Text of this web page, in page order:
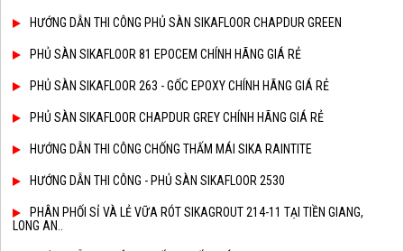
HƯỚNG DẪN THI CÔNG PHỦ SÀN SIKAFLOOR CHAPDUR GREEN
PHỦ SÀN SIKAFLOOR 81 EPOCEM CHÍNH HÃNG GIÁ RẺ
PHỦ SÀN SIKAFLOOR 263 - GỐC EPOXY CHÍNH HÃNG GIÁ RẺ
PHỦ SÀN SIKAFLOOR CHAPDUR GREY CHÍNH HÃNG GIÁ RẺ
HƯỚNG DẪN THI CÔNG CHỐNG THẤM MÁI SIKA RAINTITE
HƯỚNG DẪN THI CÔNG - PHỦ SÀN SIKAFLOOR 2530
PHÂN PHỐI SỈ VÀ LẺ VỮA RÓT SIKAGROUT 214-11 TẠI TIỀN GIANG,
LONG AN..